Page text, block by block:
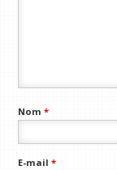
Nom*
E-mail*